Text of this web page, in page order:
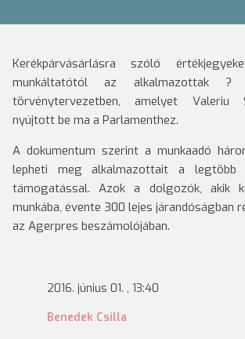
Kerékpárvásárlásra szóló
munkáltatótól az alkalmazottak
törvénytervezetben, amelyet Valeriu
nyújtott be ma a Parlamenthez.
A dokumentum szerint a munkaadó
lepheti meg alkalmazottait a legtöbb
támogatással. Azok a dolgozók, akik
munkába, évente 300 lejes járandóságban
az Agerpres beszámolójában.
2016. június 01. , 13:40
Benedek Csilla